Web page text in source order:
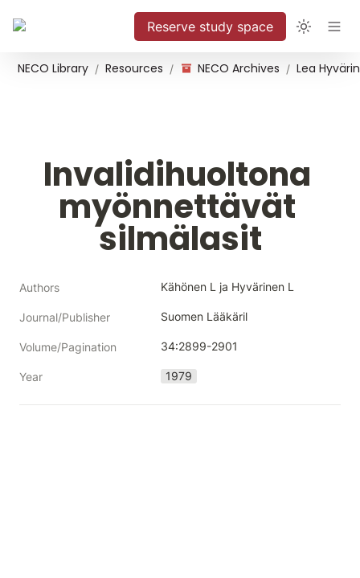
Reserve study space
NECO Library / Resources / NECO Archives /
Invalidihuoltona
myönnettävät
silmälasit
Authors Kähönen L ja Hyvärinen L
Journal/Publisher Suomen Lääkäril
Volume/Pagination 34:2899-2901
Year 1979